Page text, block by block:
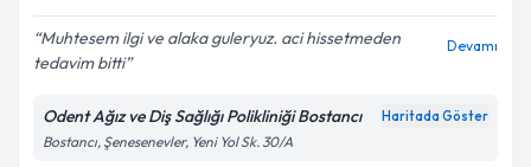
Muhtesem ilgi ve alaka guleryuz. aci hissetmeden
tedavim bitti
Devamı
Odent Ağız ve Diş Sağlığı Polikliniği Bostancı Haritada Göster
Bostancı, Şenesenevler, Yeni Yol Sk. 30/A